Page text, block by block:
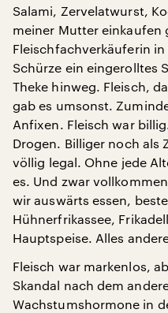
Salami, Zervelatwurst,
meiner Mutter einkaufen
Fleischfachverkäuferin
Schürze ein eingerolltes
Theke hinweg. Fleisch,
gab es umsonst.
Anfixen. Fleisch war
Drogen. Billiger noch als
völlig legal. Ohne jede
es. Und zwar
wir auswärts essen,
Hühnerfrikassee,
Hauptspeise. Alles
Fleisch war markenlos,
Skandal nach dem
Wachstumshormone in